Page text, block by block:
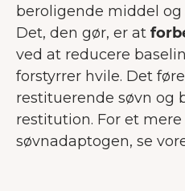
beroligende middel
Det, den gør, er at
ved at reducere
forstyrrer hvile. Det
restituerende søvn og
restitution. For et
søvnadaptogen, se